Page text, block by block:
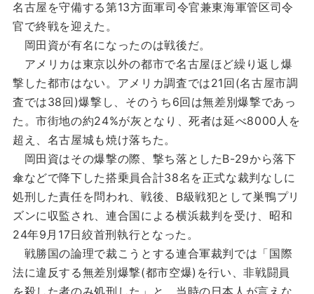
名古屋を守備する第13方面軍司令官兼東海軍管区司令
官で終戦を迎えた。
岡田資が有名になったのは戦後だ。
アメリカは東京以外の都市で名古屋ほど繰り返し爆
撃した都市はない。アメリカ調査では21回(名古屋市調
査では38回)爆撃し、そのうち6回は無差別爆撃であっ
た。市街地の約24%が灰となり、死者は延べ8000人を
超え、名古屋城も焼け落ちた。
岡田資はその爆撃の際、撃ち落としたB-29から落下
傘などで降下した搭乗員合計38名を正式な裁判なしに
処刑した責任を問われ、戦後、B級戦犯として巣鴨プリ
ズンに収監され、連合国による横浜裁判を受け、昭和
24年9月17日絞首刑執行となった。
戦勝国の論理で裁こうとする連合軍裁判では「国際
法に違反する無差別爆撃(都市空爆)を行い、非戦闘員
を殺した者のみ処刑した」と、当時の日本人が言えな